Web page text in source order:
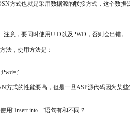
方式也就是采用数据源的联接方式，这个数
注意，要同时使用UID以及PWD，否则会出错。
法，使用方法是：
方式的性能要高，但是一旦ASP源代码因为某
用“Insert into...”语句有和不同？